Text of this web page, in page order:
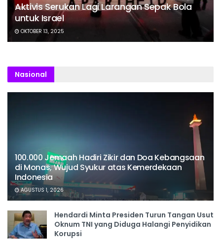
Aktivis Serukan Lagi Larangan Sepak Bola
untuk Israel
OKTOBER 13, 2025
Nasional
100.000 Jemaah Hadiri Zikir dan Doa Kebangsaan
di Monas, Wujud Syukur atas Kemerdekaan
Indonesia
AGUSTUS 1, 2026
Hendardi Minta Presiden Turun Tangan Usut
Oknum TNI yang Diduga Halangi Penyidikan
Korupsi